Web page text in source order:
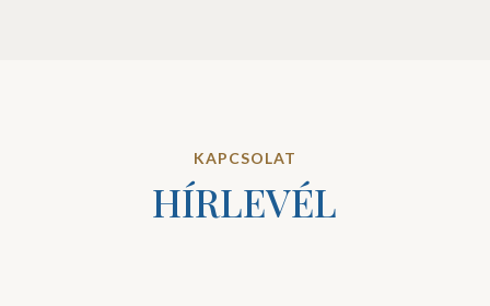
KAPCSOLAT
HÍRLEVÉL